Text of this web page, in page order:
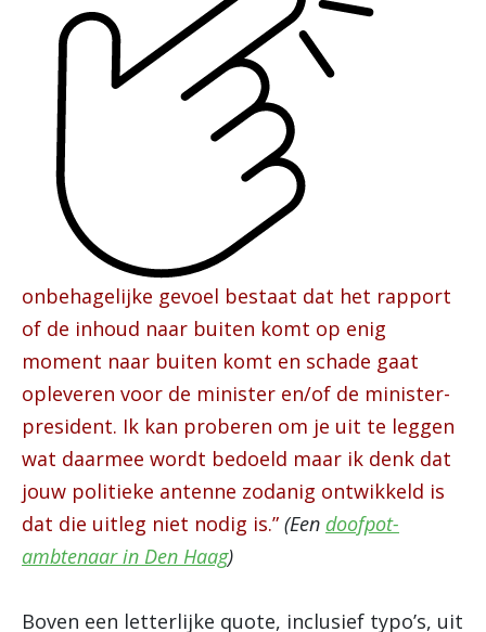
onbehagelijke gevoel bestaat dat het rapport
of de inhoud naar buiten komt op enig
moment naar buiten komt en schade gaat
opleveren voor de minister en/of de minister-
president. Ik kan proberen om je uit te leggen
wat daarmee wordt bedoeld maar ik denk dat
jouw politieke antenne zodanig ontwikkeld is
dat die uitleg niet nodig is.” (Een doofpot-
ambtenaar in Den Haag)
Boven een letterlijke quote, inclusief typo’s, uit